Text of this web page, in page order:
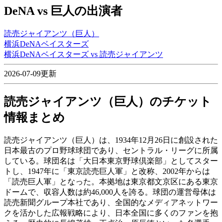
DeNA vs 巨人の出演者
読売ジャイアンツ（巨人）
横浜DeNAベイスターズ
横浜DeNAベイスターズ vs 読売ジャイアンツ
2026-07-09更新
読売ジャイアンツ（巨人）のチケット
情報まとめ
読売ジャイアンツ（巨人）は、1934年12月26日に創設された
日本最古のプロ野球球団であり、セントラル・リーグに所属
している。球団名は「大日本東京野球倶楽部」としてスター
トし、1947年に「東京読売巨人軍」と改称、2002年からは
「読売巨人軍」となった。本拠地は東京都文京区にある東京
ドームで、収容人数は約46,000人を誇る。球団の運営母体は
読売新聞グループ本社であり、全国的なメディアネットワー
クを活かした広報戦略により、日本全国に多くのファンを抱